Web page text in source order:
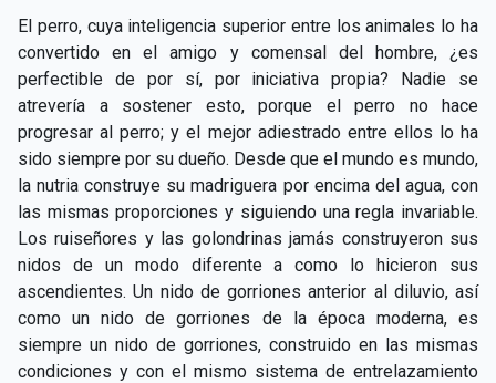
El perro, cuya inteligencia superior entre los animales lo ha
convertido en el amigo y comensal del hombre, ¿es
perfectible de por sí, por iniciativa propia? Nadie se
atrevería a sostener esto, porque el perro no hace
progresar al perro; y el mejor adiestrado entre ellos lo ha
sido siempre por su dueño. Desde que el mundo es mundo,
la nutria construye su madriguera por encima del agua, con
las mismas proporciones y siguiendo una regla invariable.
Los ruiseñores y las golondrinas jamás construyeron sus
nidos de un modo diferente a como lo hicieron sus
ascendientes. Un nido de gorriones anterior al diluvio, así
como un nido de gorriones de la época moderna, es
siempre un nido de gorriones, construido en las mismas
condiciones y con el mismo sistema de entrelazamiento